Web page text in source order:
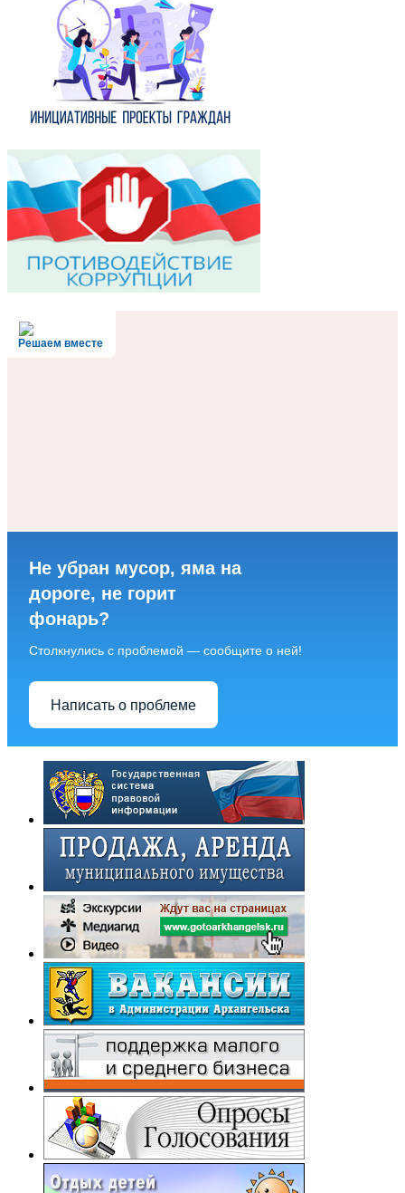
Решаем вместе
Не убран мусор, яма на
дороге, не горит
фонарь?
Столкнулись с проблемой — сообщите о ней!
Написать о проблеме